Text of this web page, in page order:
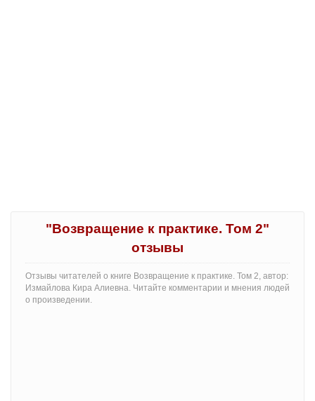
"Возвращение к практике. Том 2"
отзывы
Отзывы читателей о книге Возвращение к практике. Том 2, автор:
Измайлова Кира Алиевна. Читайте комментарии и мнения людей
о произведении.